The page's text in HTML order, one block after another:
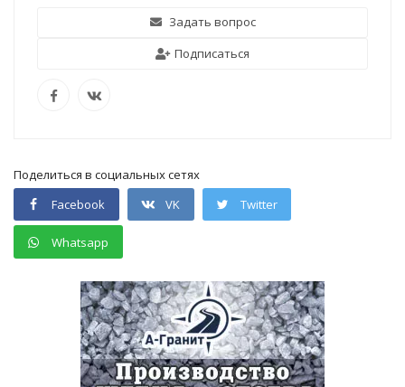
Задать вопрос
Подписаться
Поделиться в социальных сетях
Facebook
VK Twitter
Whatsapp